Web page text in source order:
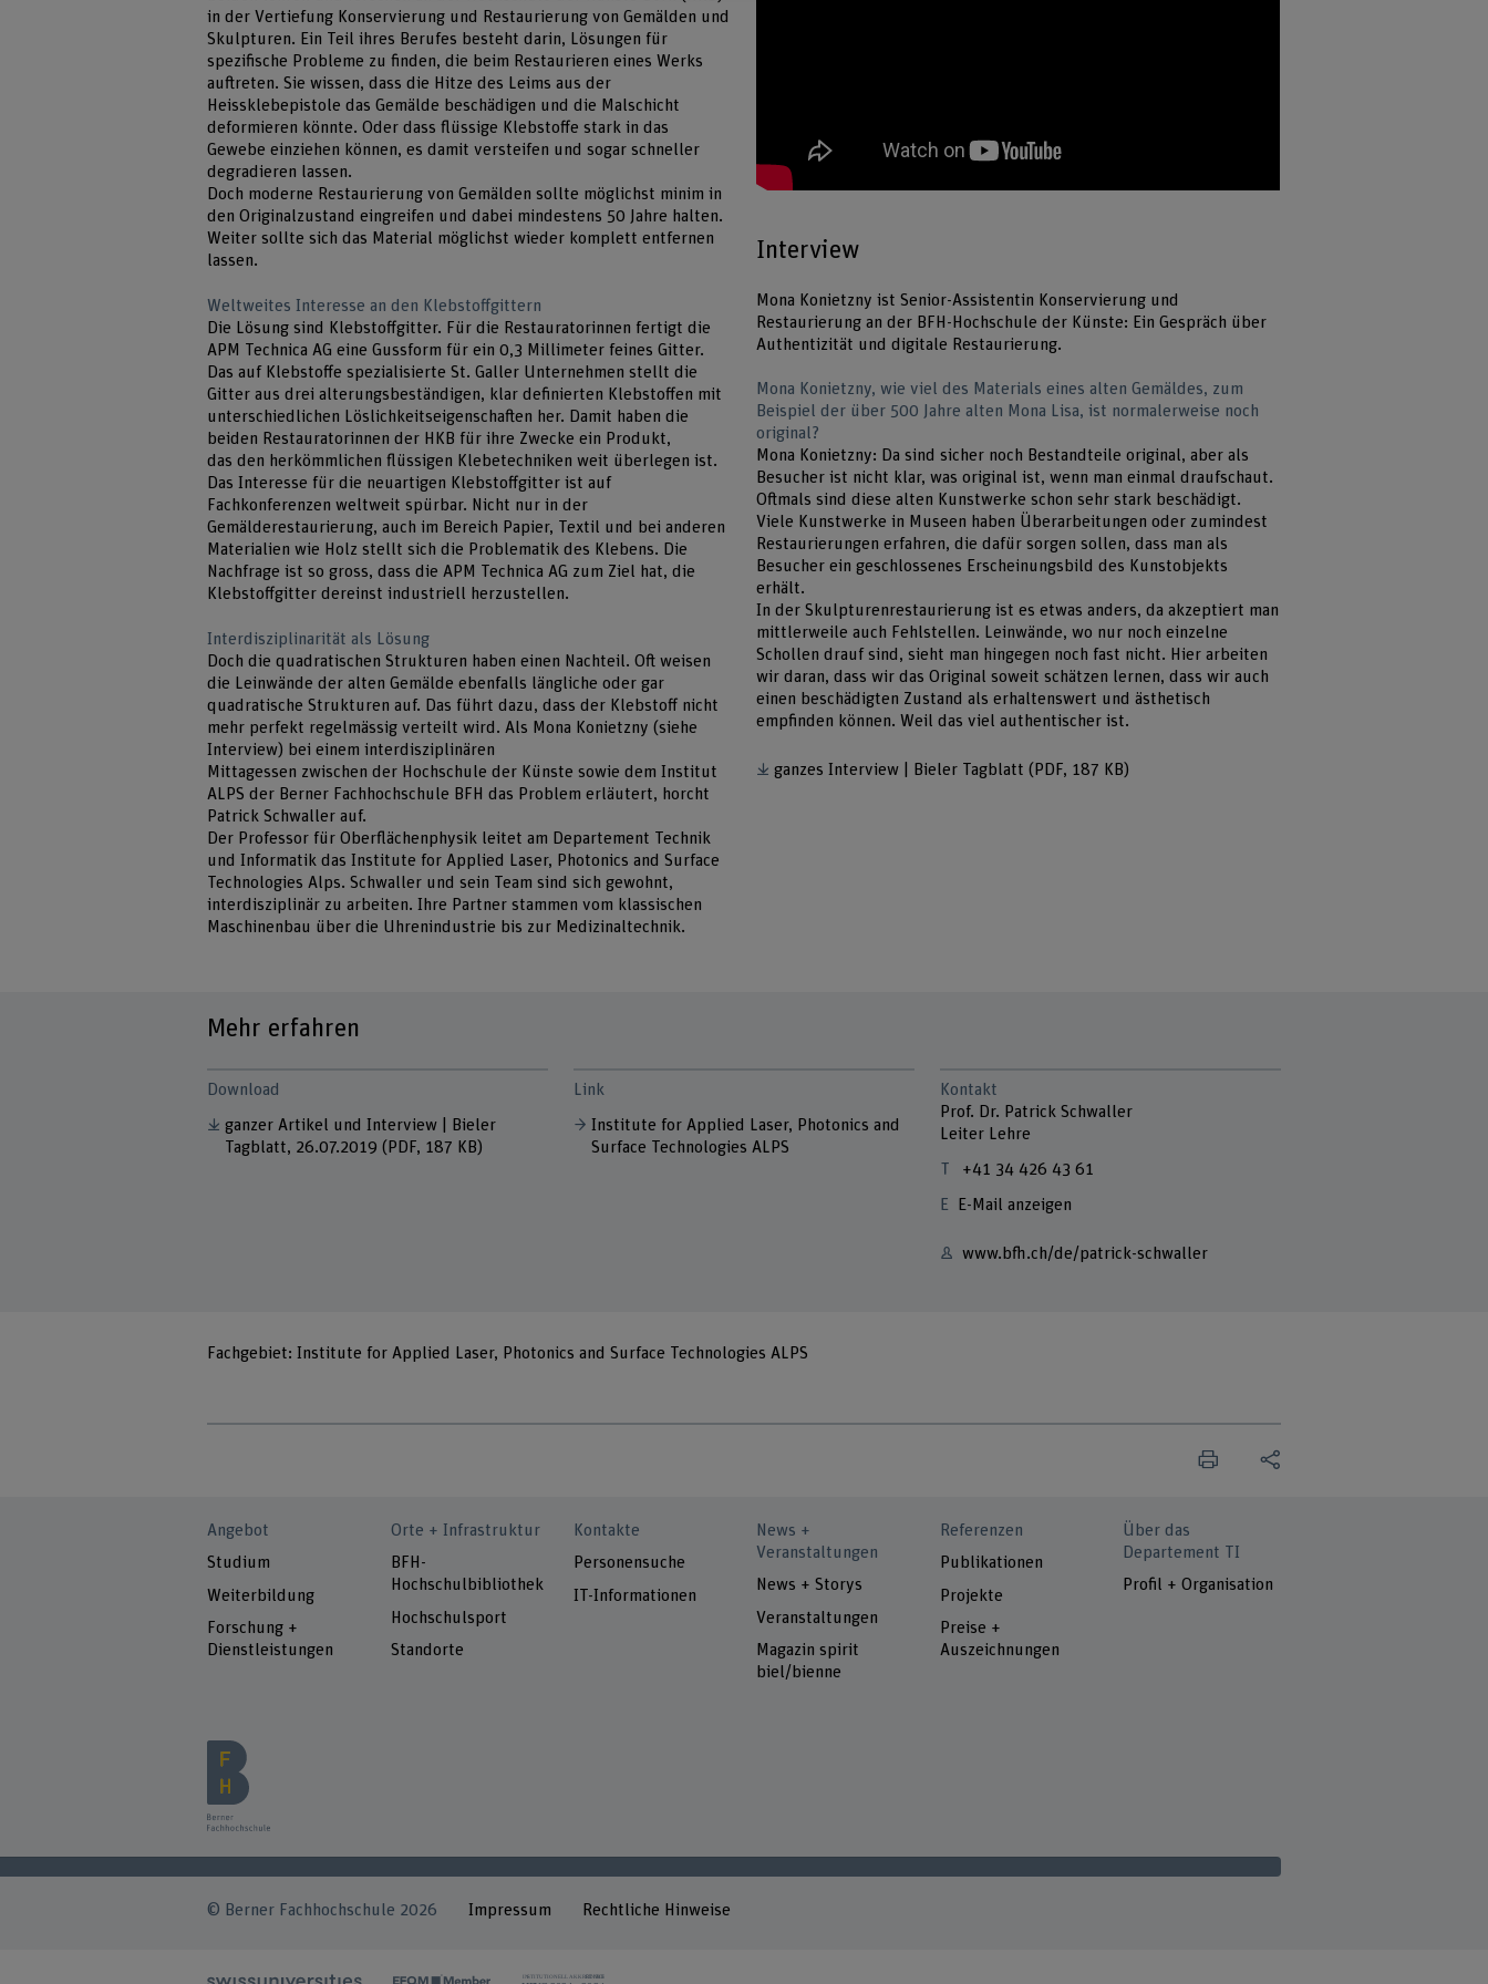
in der Vertiefung Konservierung und Restaurierung von Gemälden und
Skulpturen. Ein Teil ihres Berufes besteht darin, Lösungen für
spezifische Probleme zu finden, die beim Restaurieren eines Werks
auftreten. Sie wissen, dass die Hitze des Leims aus der
Heissklebepistole das Gemälde beschädigen und die Malschicht
deformieren könnte. Oder dass flüssige Klebstoffe stark in das
Gewebe einziehen können, es damit versteifen und sogar schneller
degradieren lassen.
Doch moderne Restaurierung von Gemälden sollte möglichst minim in
den Originalzustand eingreifen und dabei mindestens 50 Jahre halten.
Weiter sollte sich das Material möglichst wieder komplett entfernen
lassen.
Weltweites Interesse an den Klebstoffgittern
Die Lösung sind Klebstoffgitter. Für die Restauratorinnen fertigt die
APM Technica AG eine Gussform für ein 0,3 Millimeter feines Gitter.
Das auf Klebstoffe spezialisierte St. Galler Unternehmen stellt die
Gitter aus drei alterungsbeständigen, klar definierten Klebstoffen mit
unterschiedlichen Löslichkeitseigenschaften her. Damit haben die
beiden Restauratorinnen der HKB für ihre Zwecke ein Produkt,
das den herkömmlichen flüssigen Klebetechniken weit überlegen ist.
Das Interesse für die neuartigen Klebstoffgitter ist auf
Fachkonferenzen weltweit spürbar. Nicht nur in der
Gemälderestaurierung, auch im Bereich Papier, Textil und bei anderen
Materialien wie Holz stellt sich die Problematik des Klebens. Die
Nachfrage ist so gross, dass die APM Technica AG zum Ziel hat, die
Klebstoffgitter dereinst industriell herzustellen.
Interdisziplinarität als Lösung
Doch die quadratischen Strukturen haben einen Nachteil. Oft weisen
die Leinwände der alten Gemälde ebenfalls längliche oder gar
quadratische Strukturen auf. Das führt dazu, dass der Klebstoff nicht
mehr perfekt regelmässig verteilt wird. Als Mona Konietzny (siehe
Interview) bei einem interdisziplinären
Mittagessen zwischen der Hochschule der Künste sowie dem Institut
ALPS der Berner Fachhochschule BFH das Problem erläutert, horcht
Patrick Schwaller auf.
Der Professor für Oberflächenphysik leitet am Departement Technik
und Informatik das Institute for Applied Laser, Photonics and Surface
Technologies Alps. Schwaller und sein Team sind sich gewohnt,
interdisziplinär zu arbeiten. Ihre Partner stammen vom klassischen
Maschinenbau über die Uhrenindustrie bis zur Medizinaltechnik.
Interview
Mona Konietzny ist Senior-Assistentin Konservierung und
Restaurierung an der BFH-Hochschule der Künste: Ein Gespräch über
Authentizität und digitale Restaurierung.
Mona Konietzny, wie viel des Materials eines alten Gemäldes, zum
Beispiel der über 500 Jahre alten Mona Lisa, ist normalerweise noch
original?
Mona Konietzny: Da sind sicher noch Bestandteile original, aber als
Besucher ist nicht klar, was original ist, wenn man einmal draufschaut.
Oftmals sind diese alten Kunstwerke schon sehr stark beschädigt.
Viele Kunstwerke in Museen haben Überarbeitungen oder zumindest
Restaurierungen erfahren, die dafür sorgen sollen, dass man als
Besucher ein geschlossenes Erscheinungsbild des Kunstobjekts
erhält.
In der Skulpturenrestaurierung ist es etwas anders, da akzeptiert man
mittlerweile auch Fehlstellen. Leinwände, wo nur noch einzelne
Schollen drauf sind, sieht man hingegen noch fast nicht. Hier arbeiten
wir daran, dass wir das Original soweit schätzen lernen, dass wir auch
einen beschädigten Zustand als erhaltenswert und ästhetisch
empfinden können. Weil das viel authentischer ist.
ganzes Interview | Bieler Tagblatt(PDF, 187 KB)
Mehr erfahren
Download
ganzer Artikel und Interview | Bieler
Tagblatt, 26.07.2019 (PDF, 187 KB)
Link
Institute for Applied Laser, Photonics and
Surface Technologies ALPS
Kontakt
Prof. Dr. Patrick Schwaller
Leiter Lehre
+41 34 426 43 61
E-Mail anzeigen
www.bfh.ch/de/patrick-schwaller
Fachgebiet: Institute for Applied Laser, Photonics and Surface Technologies ALPS
Angebot
Studium
Weiterbildung
Forschung +
Dienstleistungen
Orte + Infrastruktur
BFH-
Hochschulbibliothek
Hochschulsport
Standorte
Kontakte
Personensuche
IT-Informationen
News +
Veranstaltungen
News + Storys
Veranstaltungen
Magazin spirit
biel/bienne
Referenzen
Publikationen
Projekte
Preise +
Auszeichnungen
Über das
Departement TI
Profil + Organisation
© Berner Fachhochschule 2026 Impressum Rechtliche Hinweise